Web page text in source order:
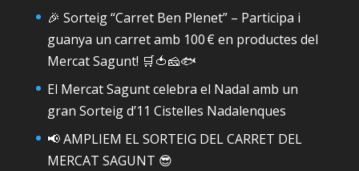
🎉 Sorteig “Carret Ben Plenet” – Participa i
guanya un carret amb 100 € en productes del
Mercat Sagunt! 🛒🍅🧀🐟
El Mercat Sagunt celebra el Nadal amb un
gran Sorteig d’11 Cistelles Nadalenques
📢 AMPLIEM EL SORTEIG DEL CARRET DEL
MERCAT SAGUNT 😎